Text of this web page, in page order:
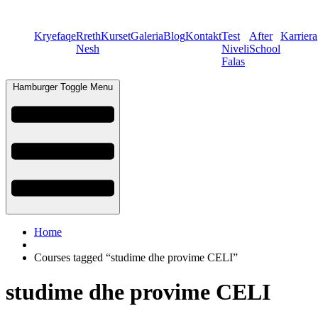
KryefaqeRreth
Nesh
KursetGaleriaBlogKontaktTest
Niveli
Falas
After
School
Karriera
Hamburger Toggle Menu
Home
Courses tagged “studime dhe provime CELI”
studime dhe provime CELI